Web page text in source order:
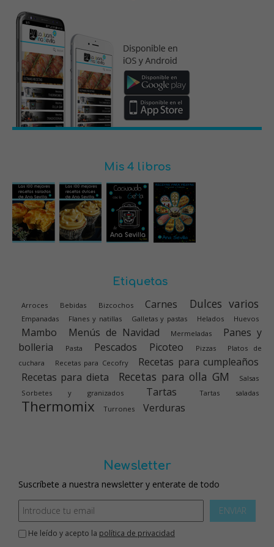
Mis 4 libros
Etiquetas
Arroces Bebidas Bizcochos Carnes Dulces varios
Empanadas Flanes y natillas Galletas y pastas Helados Huevos
Mambo Menús de Navidad Mermeladas
Panes y
bolleria
Pasta Pescados Picoteo Pizzas
Platos de
cuchara
Recetas para Cecofry
Recetas para cumpleaños
Recetas para dieta
Recetas para olla GM
Salsas
Sorbetes y granizados
Tartas Tartas saladas
Thermomix Turrones Verduras
Newsletter
Suscríbete a nuestra newsletter y enterate de todo
ENVIAR
He leído y acepto la política de privacidad